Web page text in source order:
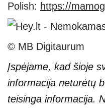
Polish: https://
© MB Digitaurum
Įspėjame, kad šioje
informacija neturėtų
teisinga informacija.